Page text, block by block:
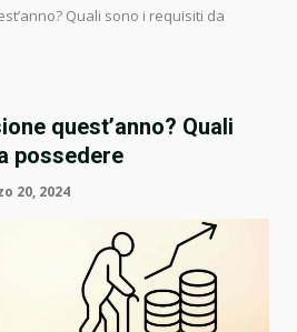
Quali sono i requisiti da
quest’anno? Quali
possedere
20, 2024